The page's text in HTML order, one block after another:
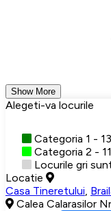
Show More
Alegeti-va locurile
Categoria 1 -
Categoria 2 -
Locurile gri
Locatie
Casa Tineretului
Calea Calarasilor